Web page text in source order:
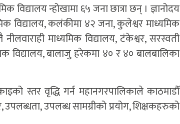
विद्यालय न्होखामा ६५ जना छात्रा छन् । ज्ञानोदय
विद्यालय, कलंकीमा ४२ जना, कुलेश्वर माध्यमिक
नीलवाराही माध्यमिक विद्यालय, टंकेश्वर, सरस्वती
विद्यालय, बालाजु हरेकमा ४० र ४० बालबालिका
स्तर वृद्धि गर्न महानगरपालिकाले काठमाडौँ
उपलब्धता, उपलब्ध सामग्रीको प्रयोग, शिक्षकहरुको